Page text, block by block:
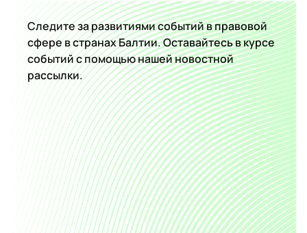
Следите за развитиями событий в правовой
сфере в странах Балтии. Оставайтесь в курсе
событий с помощью нашей новостной
рассылки.